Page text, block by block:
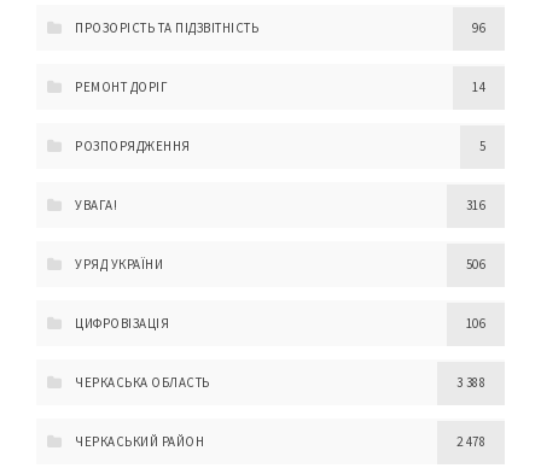
ПРОЗОРІСТЬ ТА ПІДЗВІТНІСТЬ 96
РЕМОНТ ДОРІГ 14
РОЗПОРЯДЖЕННЯ 5
УВАГА! 316
УРЯД УКРАЇНИ 506
ЦИФРОВІЗАЦІЯ 106
ЧЕРКАСЬКА ОБЛАСТЬ 3 388
ЧЕРКАСЬКИЙ РАЙОН 2 478